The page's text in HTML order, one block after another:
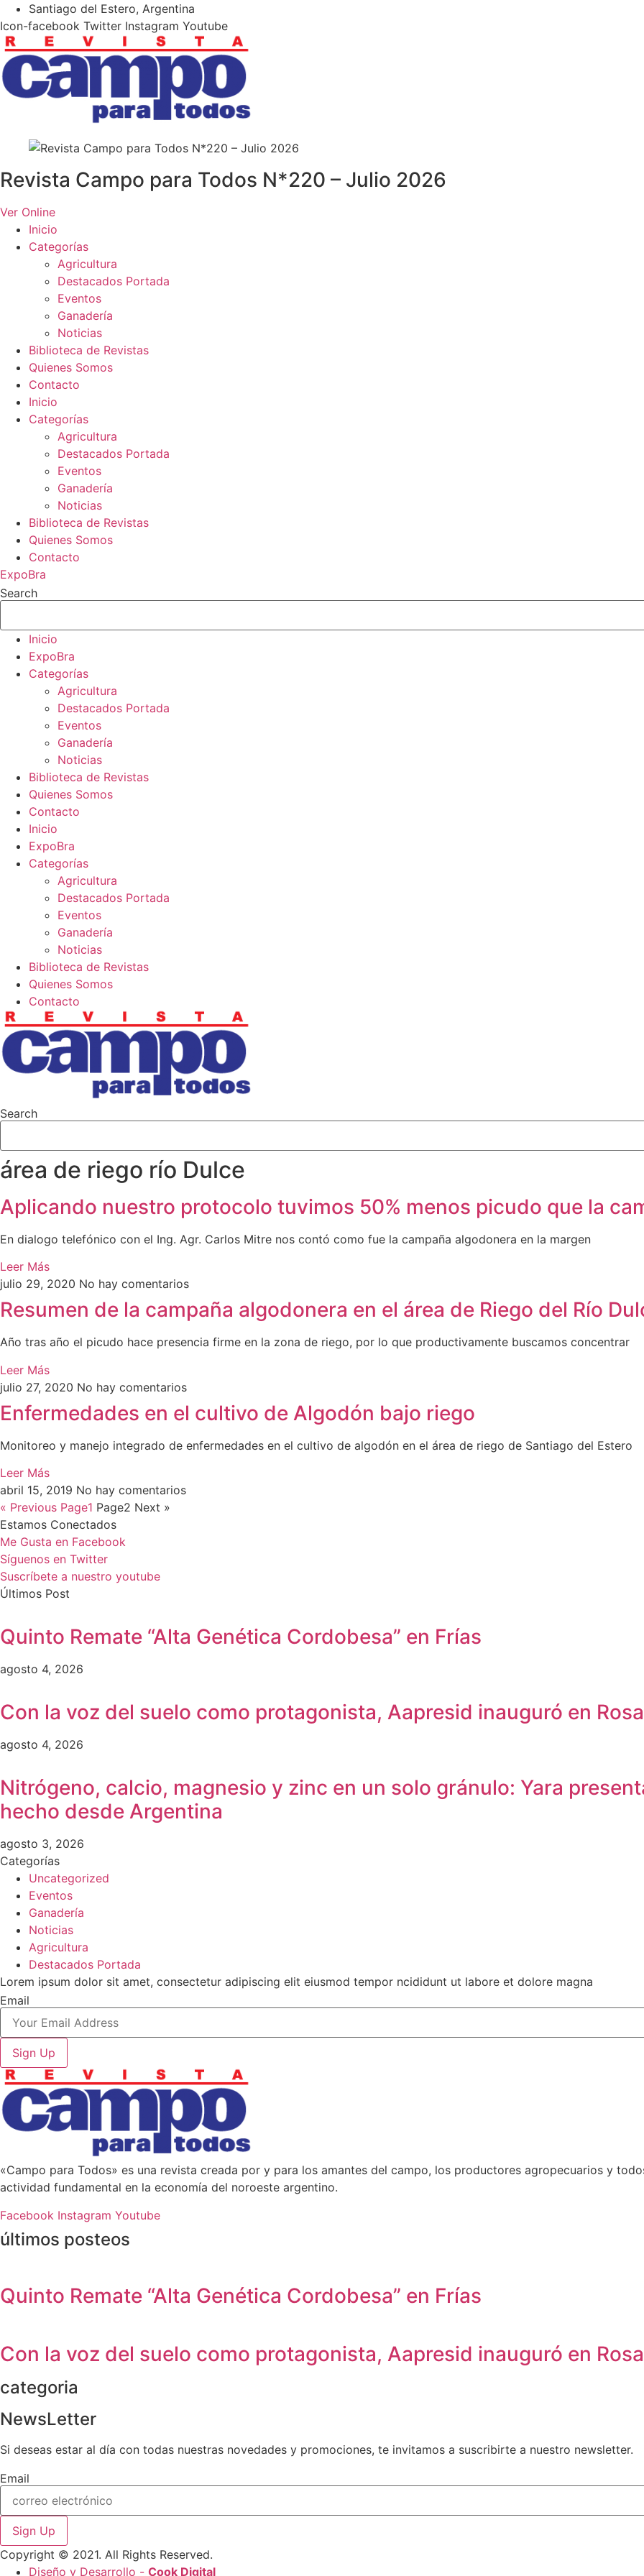
al
contenido
Santiago del Estero, Argentina
Icon-facebook Twitter Instagram Youtube
Revista Campo para Todos N*220 – Julio 2026
Ver Online
Inicio
Categorías
Agricultura
Destacados Portada
Eventos
Ganadería
Noticias
Biblioteca de Revistas
Quienes Somos
Contacto
Inicio
Categorías
Agricultura
Destacados Portada
Eventos
Ganadería
Noticias
Biblioteca de Revistas
Quienes Somos
Contacto
ExpoBra
Search
Inicio
ExpoBra
Categorías
Agricultura
Destacados Portada
Eventos
Ganadería
Noticias
Biblioteca de Revistas
Quienes Somos
Contacto
Inicio
ExpoBra
Categorías
Agricultura
Destacados Portada
Eventos
Ganadería
Noticias
Biblioteca de Revistas
Quienes Somos
Contacto
Search
área de riego río Dulce
Aplicando nuestro protocolo tuvimos 50% menos picudo que la
En dialogo telefónico con el Ing. Agr. Carlos Mitre nos contó como fue la campaña algodonera en la margen
Leer Más
julio 29, 2020 No hay comentarios
Resumen de la campaña algodonera en el área de Riego del Río
Año tras año el picudo hace presencia firme en la zona de riego, por lo que productivamente buscamos concentrar
Leer Más
julio 27, 2020 No hay comentarios
Enfermedades en el cultivo de Algodón bajo riego
Monitoreo y manejo integrado de enfermedades en el cultivo de algodón en el área de riego de Santiago del Estero
Leer Más
abril 15, 2019 No hay comentarios
« Previous Page1 Page2 Next »
Estamos Conectados
Me Gusta en Facebook
Síguenos en Twitter
Suscríbete a nuestro youtube
Últimos Post
Quinto Remate “Alta Genética Cordobesa” en Frías
agosto 4, 2026
Con la voz del suelo como protagonista, Aapresid inauguró en
agosto 4, 2026
Nitrógeno, calcio, magnesio y zinc en un solo gránulo: Yara
hecho desde Argentina
agosto 3, 2026
Categorías
Uncategorized
Eventos
Ganadería
Noticias
Agricultura
Destacados Portada
Lorem ipsum dolor sit amet, consectetur adipiscing elit eiusmod tempor ncididunt ut labore et dolore magna
Email
Sign Up
«Campo para Todos» es una revista creada por y para los amantes del campo, los productores agropecuarios y
actividad fundamental en la economía del noroeste argentino.
Facebook Instagram Youtube
últimos posteos
Quinto Remate “Alta Genética Cordobesa” en Frías
Con la voz del suelo como protagonista, Aapresid inauguró en
categoria
NewsLetter
Si deseas estar al día con todas nuestras novedades y promociones, te invitamos a suscribirte a nuestro newsletter.
Email
Sign Up
Copyright © 2021. All Rights Reserved.
Diseño y Desarrollo - Cook Digital